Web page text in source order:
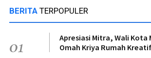
BERITA TERPOPULER
01
Apresiasi Mitra, Wali Kota
Omah Kriya Rumah